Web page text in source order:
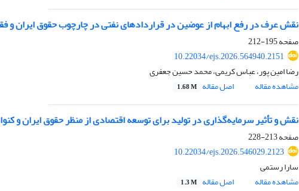
نقش عرف در رفع ابهام از عوضین در قراردادهای نفتی در چارچوب حقوق ایران و
صفحه195-212
10.22034/ejs.2026.564940.2151
رضا امین پور، عباس کریمی، محمد حسین جعفری
مشاهده مقاله
اصل مقاله 1.68 M
نقش و تأثیر سرمایه‌گذاری در تولید برای توسعه اقتصادی از منظر حقوق ایران و
صفحه213-228
10.22034/ejs.2026.546029.2123
سارا رستمی
مشاهده مقاله
اصل مقاله 1.3 M